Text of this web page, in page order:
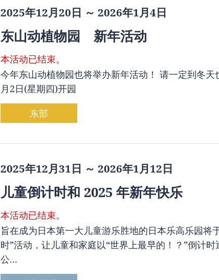
2025年12月20日 ～ 2026年1月4日
东山动植物园 新年活动
本活动已结束。
今年东山动植物园也将举办新年活动！ 请一定到冬
月2日(星期四)开园
东部
2025年12月31日 ～ 2026年1月12日
儿童倒计时和 2025 年新年快乐
本活动已结束。
旨在成为日本第一大儿童游乐胜地的日本乐高乐园将
时”活动，让儿童和家庭以“世界上最早的！？”倒计
公...